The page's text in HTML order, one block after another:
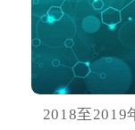
2018至2019